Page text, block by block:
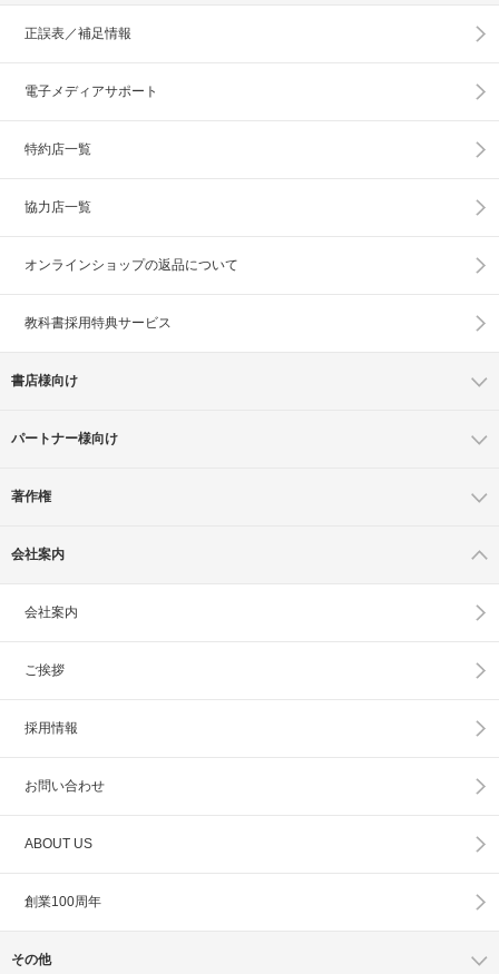
正誤表／補足情報
電子メディアサポート
特約店一覧
協力店一覧
オンラインショップの返品について
教科書採用特典サービス
書店様向け
パートナー様向け
著作権
会社案内
会社案内
ご挨拶
採用情報
お問い合わせ
ABOUT US
創業100周年
その他